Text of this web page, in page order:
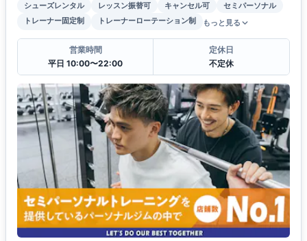
シューズレンタル レッスン振替可 キャンセル可
セミパーソナル
トレーナー固定制
トレーナーローテーション制 もっと見る
営業時間
平日 10:00〜22:00
定休日
不定休